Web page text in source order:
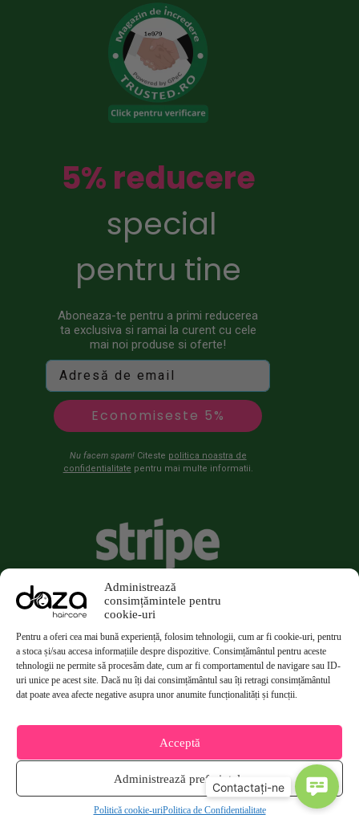
5% reducere
special
pentru tine
Aboneaza-te pentru a primi reducerea
ta exclusiva si ramai la curent cu cele
mai noi produse si oferte!
Economiseste 5%
Nu facem spam!Citeste politica noastra de
confidentialitate pentru mai multe informatii.
Administrează
consimțămintele pentru
cookie-uri
Pentru a oferi cea mai bună experiență, folosim tehnologii, cum ar fi cookie-uri, pentru
a stoca și/sau accesa informațiile despre dispozitive. Consimțământul pentru aceste
tehnologii ne permite să procesăm date, cum ar fi comportamentul de navigare sau ID-
uri unice pe acest site. Dacă nu îți dai consimțământul sau îți retragi consimțământul
dat poate avea afecte negative asupra unor anumite funcționalități și funcții.
Acceptă
Administrează preferințele
Politică cookie-uriPolitica de Confidentialitate